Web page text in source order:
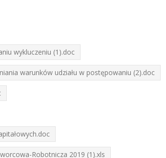
wykluczeniu (1).doc
warunków udziału w postępowaniu (2).doc
Robotnicza 2019 (1).xls